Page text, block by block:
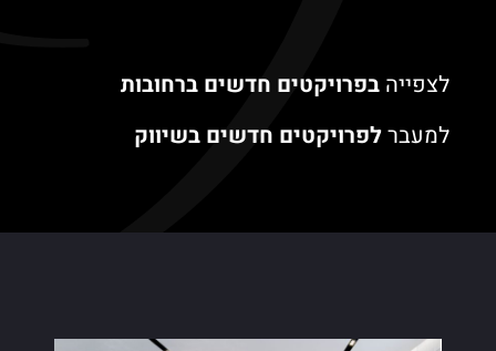
לצפייה בפרויקטים חדשים ברחובות
למעברלפרויקטים חדשים בשיווק